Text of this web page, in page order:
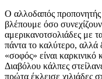
Ο αλλοδαπός
βλέπουμε όσο συνεχίζουν
αμερικανοτσολιάδες με
πάντα το καλύτερο, αλλά
«σοφός» είναι καρκινικό
Διαβόλου κάλπες
πρώτα έκλεισε χιλιάδες